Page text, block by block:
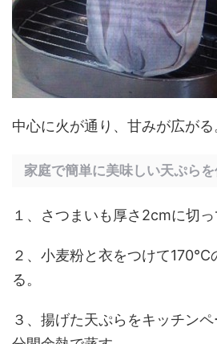
中心に火が通り、甘みが広がる
家庭で簡単に美味しい天ぷら
１、さつまいも厚さ2cmに切っ
２、小麦粉と衣をつけて170℃
る。
３、揚げた天ぷらをキッチン